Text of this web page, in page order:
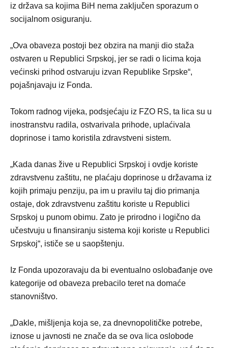
iz država sa kojima BiH nema zaključen sporazum o
socijalnom osiguranju.
„Ova obaveza postoji bez obzira na manji dio staža
ostvaren u Republici Srpskoj, jer se radi o licima koja
većinski prihod ostvaruju izvan Republike Srpske“,
pojašnjavaju iz Fonda.
Tokom radnog vijeka, podsjećaju iz FZO RS, ta lica su u
inostranstvu radila, ostvarivala prihode, uplaćivala
doprinose i tamo koristila zdravstveni sistem.
„Kada danas žive u Republici Srpskoj i ovdje koriste
zdravstvenu zaštitu, ne plaćaju doprinose u državama iz
kojih primaju penziju, pa im u pravilu taj dio primanja
ostaje, dok zdravstvenu zaštitu koriste u Republici
Srpskoj u punom obimu. Zato je prirodno i logično da
učestvuju u finansiranju sistema koji koriste u Republici
Srpskoj“, ističe se u saopštenju.
Iz Fonda upozoravaju da bi eventualno oslobađanje ove
kategorije od obaveza prebacilo teret na domaće
stanovništvo.
„Dakle, mišljenja koja se, za dnevnopolitičke potrebe,
iznose u javnosti ne znače da se ova lica oslobode